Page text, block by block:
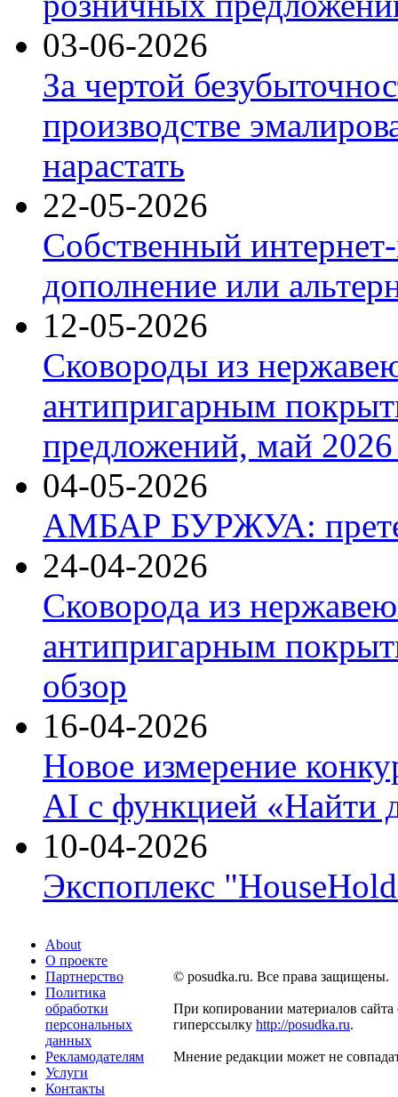
03-06-2026
За чертой
производстве
нарастать
22-05-2026
Собственный
дополнение или
12-05-2026
Сковороды из
антипригарным
предложений, май 2026
04-05-2026
АМБАР БУРЖУА:
24-04-2026
Сковорода из
антипригарным
обзор
16-04-2026
Новое измерение
AI с функцией «Найти
10-04-2026
Экспоплекс
About
О проекте
Партнерство
Политика
обработки
персональных
данных
Рекламодателям
Услуги
Контакты
© posudka.ru. Все права защищены.
При копировании материалов сайта
гиперссылку http://posudka.ru.
Мнение редакции может не